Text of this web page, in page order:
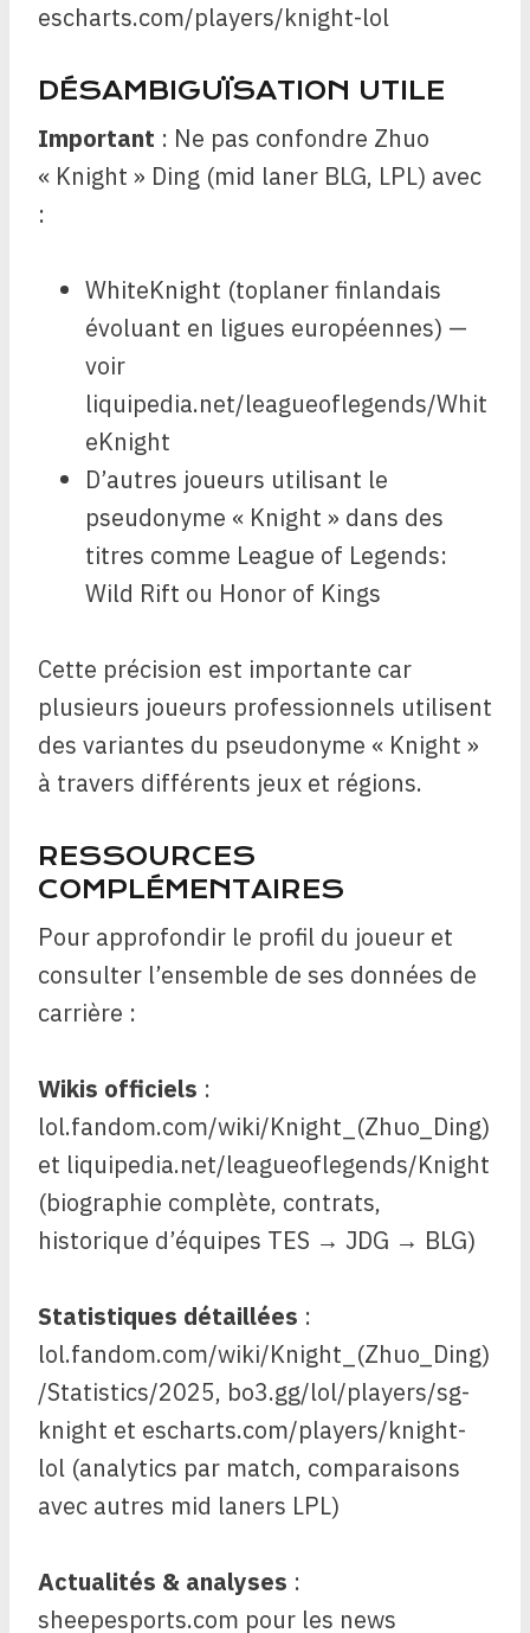
escharts.com/players/knight-lol
DÉSAMBIGUÏSATION UTILE
Important : Ne pas confondre Zhuo
« Knight » Ding (mid laner BLG, LPL) avec
:
WhiteKnight (toplaner finlandais
évoluant en ligues européennes) —
voir
liquipedia.net/leagueoflegends/Whit
eKnight
D’autres joueurs utilisant le
pseudonyme « Knight » dans des
titres comme League of Legends:
Wild Rift ou Honor of Kings
Cette précision est importante car
plusieurs joueurs professionnels utilisent
des variantes du pseudonyme « Knight »
à travers différents jeux et régions.
RESSOURCES
COMPLÉMENTAIRES
Pour approfondir le profil du joueur et
consulter l’ensemble de ses données de
carrière :
Wikis officiels :
lol.fandom.com/wiki/Knight_(Zhuo_Ding)
et liquipedia.net/leagueoflegends/Knight
(biographie complète, contrats,
historique d’équipes TES → JDG → BLG)
Statistiques détaillées :
lol.fandom.com/wiki/Knight_(Zhuo_Ding)
/Statistics/2025, bo3.gg/lol/players/sg-
knight et escharts.com/players/knight-
lol (analytics par match, comparaisons
avec autres mid laners LPL)
Actualités & analyses :
sheepesports.com pour les news